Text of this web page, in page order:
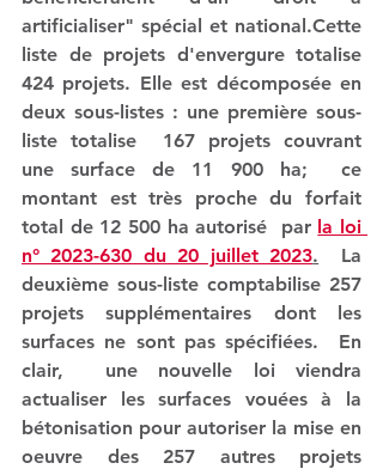
artificialiser" spécial et national.Cette
liste de projets d'envergure totalise
424 projets. Elle est décomposée en
deux sous-listes : une première sous-
liste totalise  167 projets couvrant
une surface de 11 900 ha;  ce
montant est très proche du forfait
total de 12 500 ha autorisé  par la loi
n° 2023-630 du 20 juillet 2023. La
deuxième sous-liste comptabilise 257
projets supplémentaires dont les
surfaces ne sont pas spécifiées.  En
clair,  une nouvelle loi viendra
actualiser les surfaces vouées à la
bétonisation pour autoriser la mise en
oeuvre des 257 autres projets